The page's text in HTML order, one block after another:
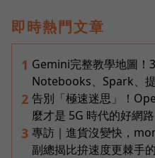
即時熱門文章
1 Gemini完整教學地圖！
Notebooks、Spark、
2 告別「極速迷思」！
麼才是 5G 時代的好網路
3 專訪｜進貨沒變快，
副總揭比拚速度更棘手